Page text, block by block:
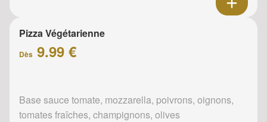
Pizza Végétarienne
Dès 9.99 €
Base sauce tomate, mozzarella, poivrons, oignons,
tomates fraîches, champignons, olives